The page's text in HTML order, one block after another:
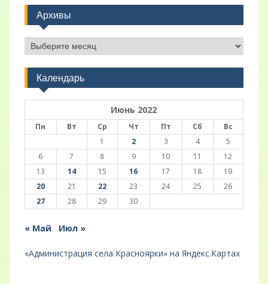
Архивы
Архивы
Календарь
Июнь 2022
Пн Вт Ср Чт Пт Сб
Вс
1
2 3 4
5
6
7 8 9 10 11
12
13
14 15 16 17 18
19
20
21 22 23 24 25
26
27
28 29 30
« Май Июл »
«Администрация села Красноярки» на Яндекс.Картах